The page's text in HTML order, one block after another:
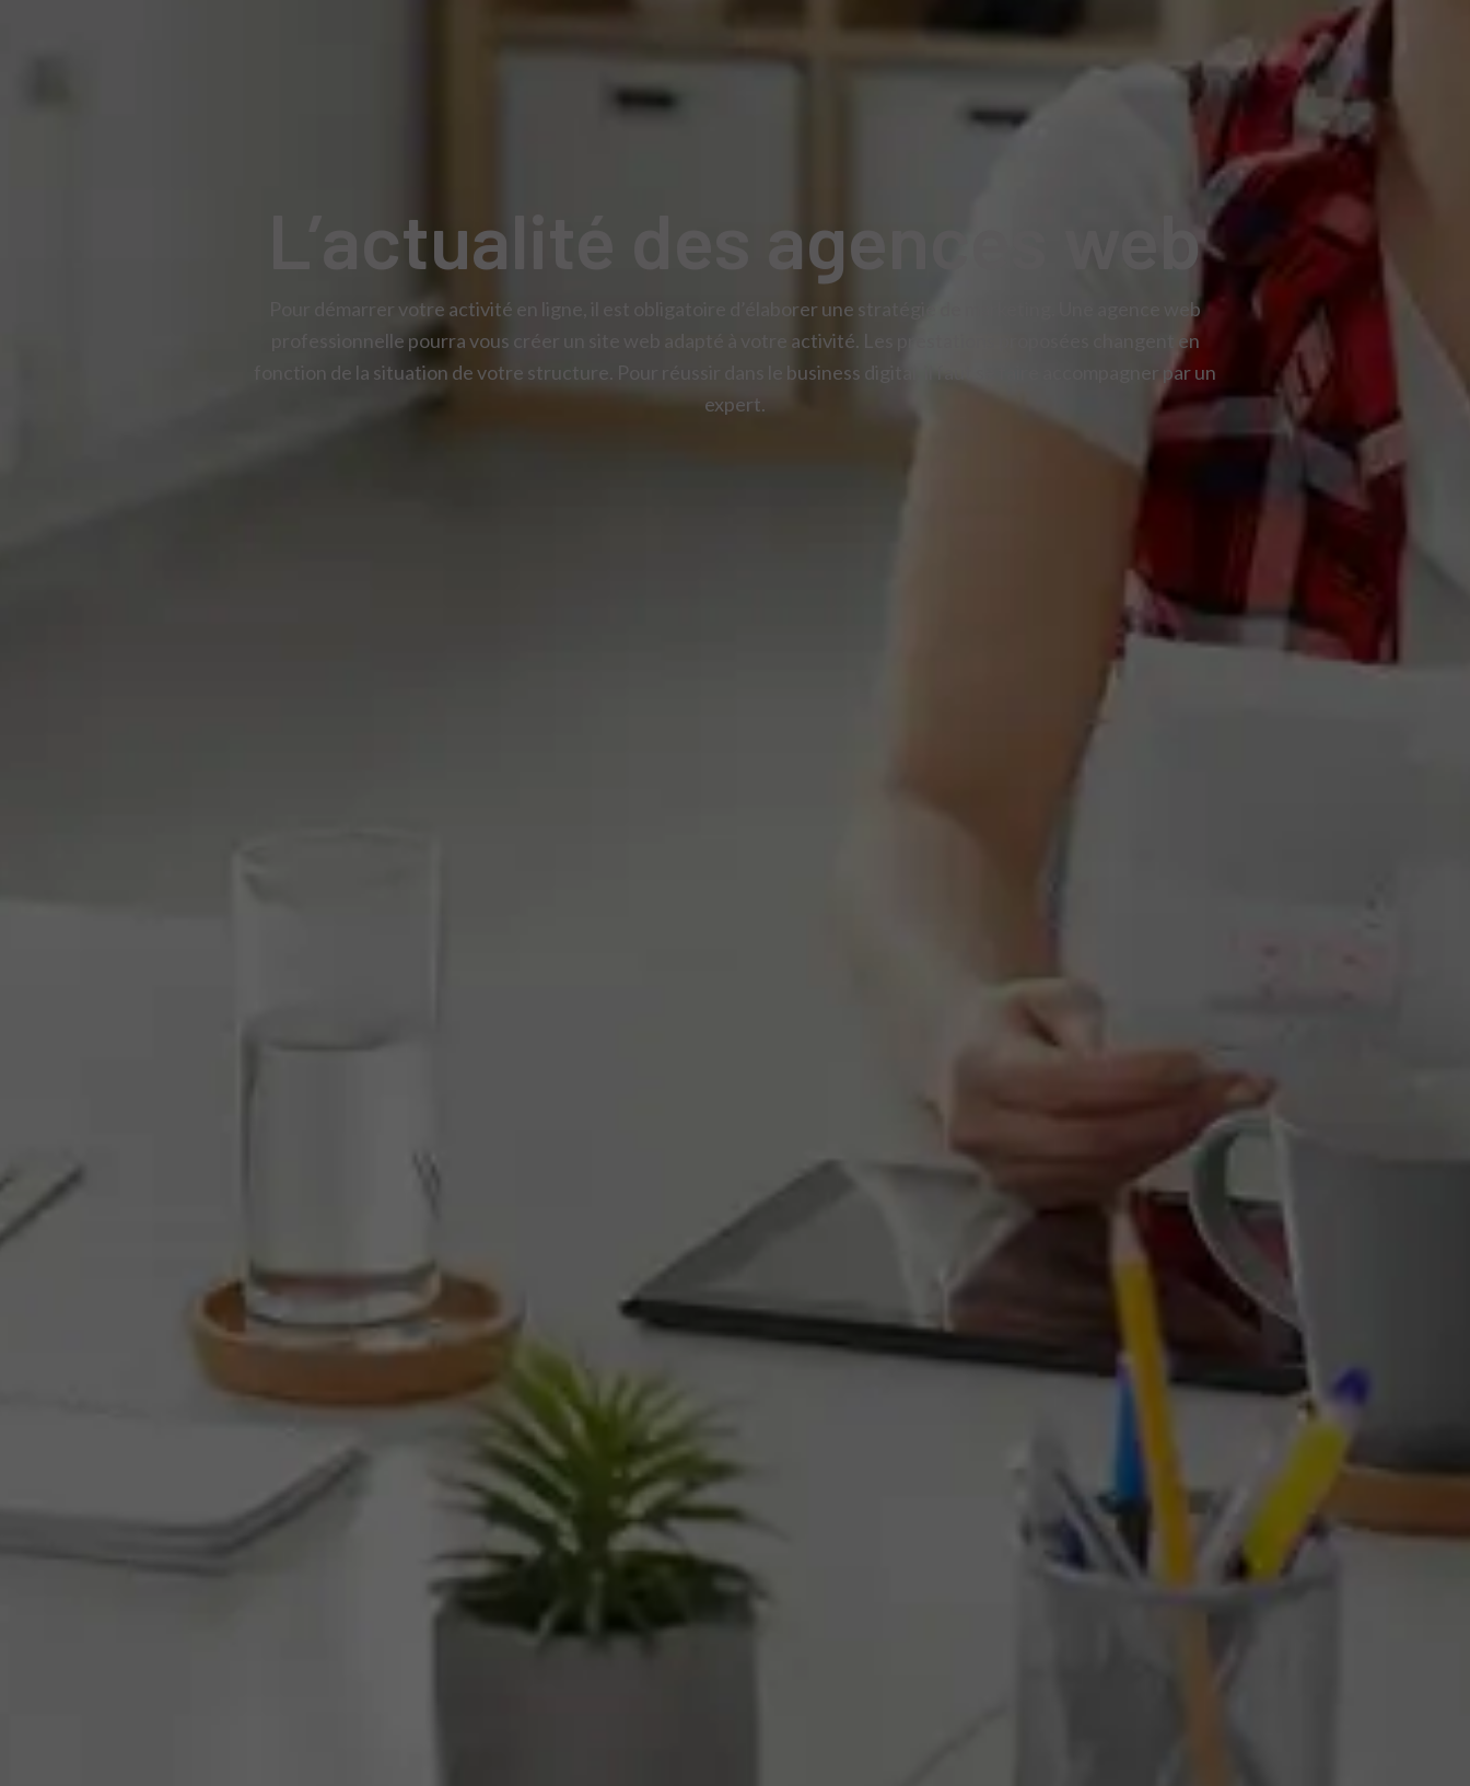
L’actualité des agences web
Pour démarrer votre activité en ligne, il est obligatoire d’élaborer une stratégie de marketing. Une agence web
professionnelle pourra vous créer un site web adapté à votre activité. Les prestations proposées changent en
fonction de la situation de votre structure. Pour réussir dans le business digital, il faut se faire accompagner par un
expert.